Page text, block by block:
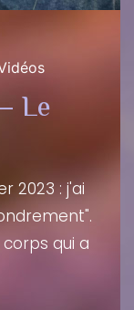
Le
2023 : j'ai
qui a